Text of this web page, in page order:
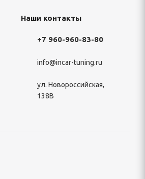
Наши контакты
+7 960-960-83-80
info@incar-tuning.ru
ул. Новороссийская,
138В